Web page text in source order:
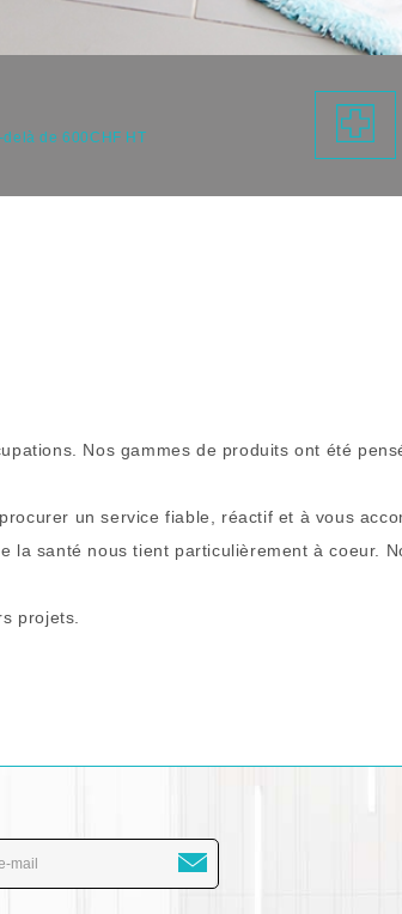
de 600CHF HT
Nos gammes de produits ont été
un service fiable, réactif et à vous
la santé nous tient particulièrement à coeur.
projets.